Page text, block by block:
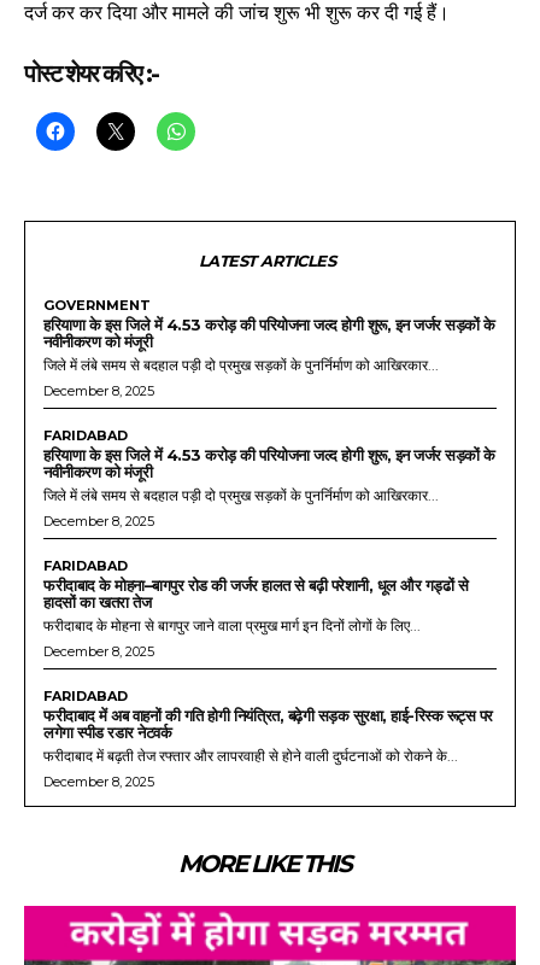
दर्ज कर कर दिया और मामले की जांच शुरू भी शुरू कर दी गई हैं।
पोस्ट शेयर करिए :-
LATEST ARTICLES
GOVERNMENT
हरियाणा के इस जिले में 4.53 करोड़ की परियोजना जल्द होगी शुरू, इन जर्जर सड़कों के
नवीनीकरण को मंजूरी
जिले में लंबे समय से बदहाल पड़ी दो प्रमुख सड़कों के पुनर्निर्माण को आखिरकार...
December 8, 2025
FARIDABAD
हरियाणा के इस जिले में 4.53 करोड़ की परियोजना जल्द होगी शुरू, इन जर्जर सड़कों के
नवीनीकरण को मंजूरी
जिले में लंबे समय से बदहाल पड़ी दो प्रमुख सड़कों के पुनर्निर्माण को आखिरकार...
December 8, 2025
FARIDABAD
फरीदाबाद के मोहना–बागपुर रोड की जर्जर हालत से बढ़ी परेशानी, धूल और गड्ढों से
हादसों का खतरा तेज
फरीदाबाद के मोहना से बागपुर जाने वाला प्रमुख मार्ग इन दिनों लोगों के लिए...
December 8, 2025
FARIDABAD
फरीदाबाद में अब वाहनों की गति होगी नियंत्रित, बढ़ेगी सड़क सुरक्षा, हाई-रिस्क रूट्स पर
लगेगा स्पीड रडार नेटवर्क
फरीदाबाद में बढ़ती तेज रफ्तार और लापरवाही से होने वाली दुर्घटनाओं को रोकने के...
December 8, 2025
MORE LIKE THIS